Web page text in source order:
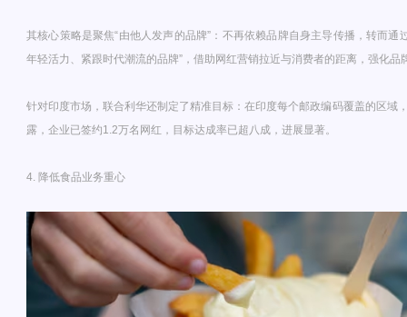
其核心策略是聚焦“由他人发声的品牌”：不再依赖品牌自身主导传播，转而通
年轻活力、紧跟时代潮流的品牌”，借助网红营销拉近与消费者的距离，强化品
针对印度市场，联合利华还制定了精准目标：在印度每个邮政编码覆盖的区域
露，企业已签约1.2万名网红，目标达成率已超八成，进展显著。
4. 降低食品业务重心